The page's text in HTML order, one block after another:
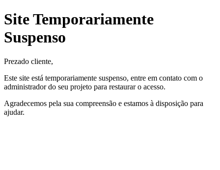
Site Temporariamente
Suspenso
Prezado cliente,
Este site está temporariamente suspenso, entre em contato com o
administrador do seu projeto para restaurar o acesso.
Agradecemos pela sua compreensão e estamos à disposição para
ajudar.